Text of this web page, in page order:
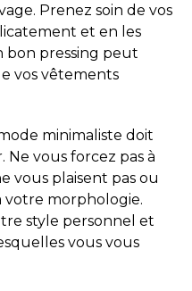
Prenez soin de vos
et en les
bon pressing peut
vos vêtements
minimaliste doit
vous forcez pas à
vous plaisent pas ou
votre morphologie.
style personnel et
vous vous